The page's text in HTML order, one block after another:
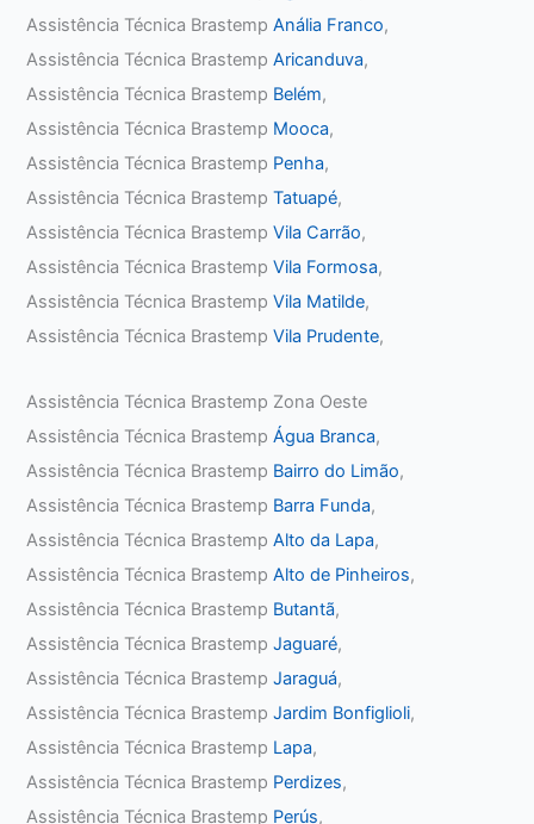
Assistência Técnica BrastempAnália Franco,
Assistência Técnica BrastempAricanduva,
Assistência Técnica Brastemp Belém,
Assistência Técnica Brastemp Mooca,
Assistência Técnica Brastemp Penha,
Assistência Técnica BrastempTatuapé,
Assistência Técnica BrastempVila Carrão,
Assistência Técnica BrastempVila Formosa,
Assistência Técnica BrastempVila Matilde,
Assistência Técnica BrastempVila Prudente,
Assistência Técnica Brastemp Zona Oeste
Assistência Técnica BrastempÁgua Branca,
Assistência Técnica Brastemp Bairro do Limão,
Assistência Técnica Brastemp Barra Funda,
Assistência Técnica BrastempAlto da Lapa,
Assistência Técnica BrastempAlto de Pinheiros,
Assistência Técnica Brastemp Butantã,
Assistência Técnica BrastempJaguaré,
Assistência Técnica BrastempJaraguá,
Assistência Técnica BrastempJardim Bonfiglioli,
Assistência Técnica Brastemp Lapa,
Assistência Técnica Brastemp Perdizes,
Assistência Técnica Brastemp Perús,